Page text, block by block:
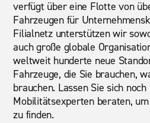
verfügt über eine Flotte von
Fahrzeugen für
Filialnetz unterstützen wir
auch große globale
weltweit hunderte neue
Fahrzeuge, die Sie brauchen,
brauchen. Lassen Sie sich
Mobilitätsexperten beraten,
zu finden.